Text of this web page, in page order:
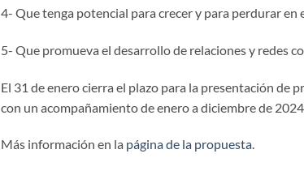
4- Que tenga potencial para crecer y para perdurar en
5- Que promueva el desarrollo de relaciones y redes
El 31 de enero cierra el plazo para la presentación de
con un acompañamiento de enero a diciembre de 2024.
Más información en la página de la propuesta.